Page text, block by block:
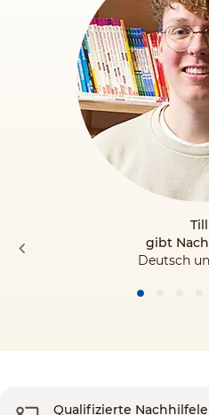
Till
gibt
Deutsch
Qualifizierte